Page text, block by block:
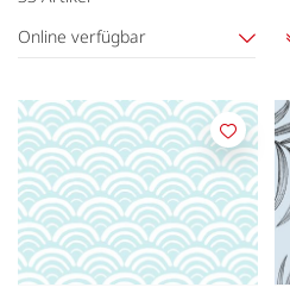
Online verfügbar
Merken